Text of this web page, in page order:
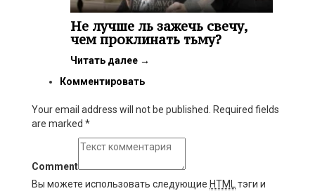
Не лучше ль зажечь свечу,
чем проклинать тьму?
Читать далее →
Комментировать
Your email address will not be published. Required fields
are marked *
Comment
Вы можете использовать следующие HTML
тэги и